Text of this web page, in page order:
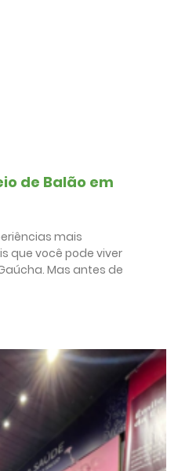
de Balão em
mais
que você pode viver
Mas antes de